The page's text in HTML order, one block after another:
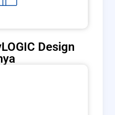
Design